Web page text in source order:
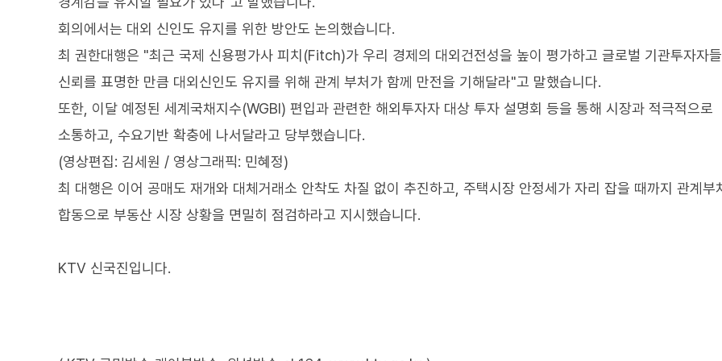
회의에서는 대외 신인도 유지를 위한 방안도 논의했습니다.
최 권한대행은 "최근 국제 신용평가사 피치(Fitch)가 우리 경제의 대외건전성을 높이 평가하고 글로벌 기관투자자
신뢰를 표명한 만큼 대외신인도 유지를 위해 관계 부처가 함께 만전을 기해달라"고 말했습니다.
또한, 이달 예정된 세계국채지수(WGBI) 편입과 관련한 해외투자자 대상 투자 설명회 등을 통해 시장과 적극적으로
소통하고, 수요기반 확충에 나서달라고 당부했습니다.
(영상편집: 김세원 / 영상그래픽: 민혜정)
최 대행은 이어 공매도 재개와 대체거래소 안착도 차질 없이 추진하고, 주택시장 안정세가 자리 잡을 때까지 관계부
합동으로 부동산 시장 상황을 면밀히 점검하라고 지시했습니다.
KTV 신국진입니다.